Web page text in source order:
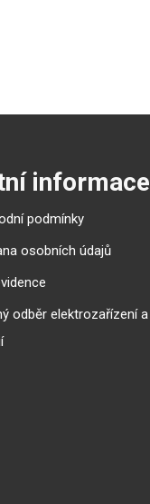
informace
podmínky
osobních údajů
odběr elektrozařízení a